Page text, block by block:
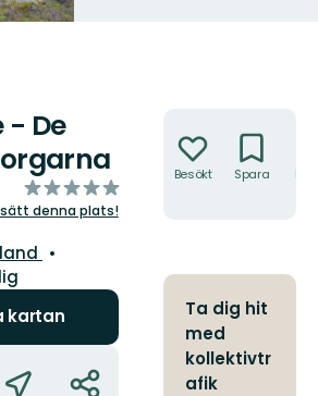
- De
av
5denna plats!
kartan
Besökt Spara
Ta dig hit
med
kollektivtr
afik